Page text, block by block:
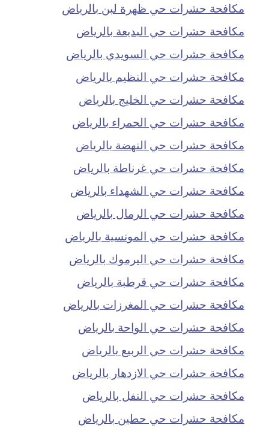
مكافحة حشرات حي ظهرة لبن بالرياض
مكافحة حشرات حي البديعة بالرياض
مكافحة حشرات حي السويدي بالرياض
مكافحة حشرات حي النظيم بالرياض
مكافحة حشرات حي الخليج بالرياض
مكافحة حشرات حي الحمراء بالرياض
مكافحة حشرات حي النهضة بالرياض
مكافحة حشرات حي غرناطة بالرياض
مكافحة حشرات حي الشهداء بالرياض
مكافحة حشرات حي الرمال بالرياض
مكافحة حشرات حي المونسية بالرياض
مكافحة حشرات حي اليرموك بالرياض
مكافحة حشرات حي قرطبة بالرياض
مكافحة حشرات حي المغرزات بالرياض
مكافحة حشرات حي الواحة بالرياض
مكافحة حشرات حي الربيع بالرياض
مكافحة حشرات حي الازدهار بالرياض
مكافحة حشرات حي النفل بالرياض
مكافحة حشرات حي حطين بالرياض